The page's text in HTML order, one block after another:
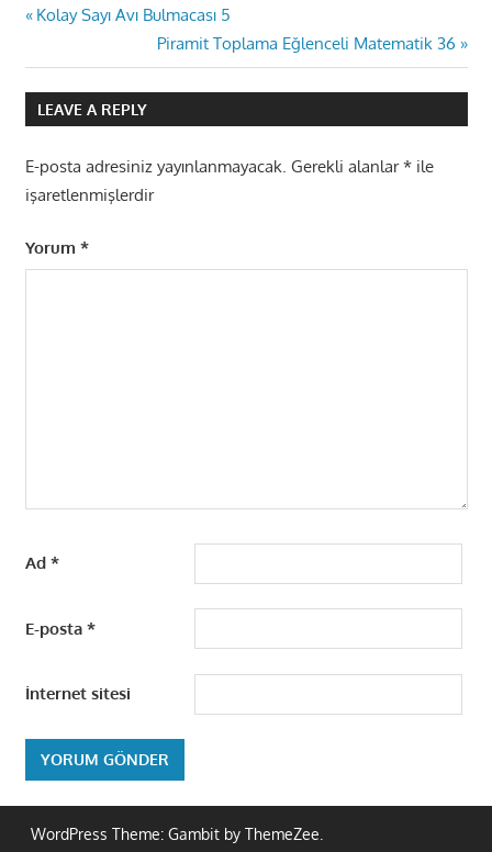
Yazı
gezinmesi
Previous
Kolay Sayı Avı Bulmacası 5
Next
Post:
Piramit Toplama Eğlenceli Matematik 36
LEAVE A REPLY
E-posta adresiniz yayınlanmayacak. Gerekli alanlar*ile
işaretlenmişlerdir
Yorum *
Ad *
E-posta *
İnternet sitesi
WordPress Theme: Gambit by ThemeZee.